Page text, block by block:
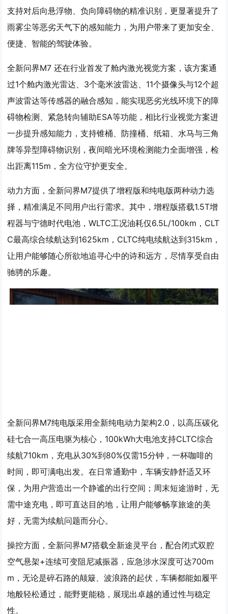
支持对后向悬浮物、负向障碍物的精准识别，更显著提升了
雨雾尘等恶劣天气下的感知能力，为用户带来了更加安全、
便捷、智能的驾驶体验。
全新问界M7 还在行业首发了舱内激光视觉方案，该方案通
过1个舱内激光雷达、3个毫米波雷达、11个摄像头与12个超
声波雷达等传感器的融合感知，能实现恶劣光线环境下的障
碍物检测、紧急转向辅助ESA等功能，相比行业视觉方案进
一步提升感知能力，支持锥桶、防撞桶、纸箱、水马与三角
牌等异型障碍物识别，夜间暗光环境检测能力全面增强，检
出距离115m，全方位守护更安全。
动力方面，全新问界M7提供了增程版和纯电版两种动力选
择，精准满足不同用户出行需求。其中，增程版搭载1.5T增
程器与宁德时代电池，WLTC工况油耗仅6.5L/100km，CLT
C最高综合续航达到1625km，CLTC纯电续航达到315km，
让用户能够随心所欲地追寻心中的诗和远方，尽情享受自由
驰骋的乐趣。
全新问界M7纯电版采用全新纯电动力架构2.0，以高压碳化
硅七合一高压电驱为核心，100kWh大电池支持CLTC综合
续航710km，充电从30%到80%仅需15分钟，一杯咖啡的
时间，即可满电出发。在日常通勤中，车辆安静舒适又环
保，为用户营造出一个静谧的出行空间；周末短途游时，无
需中途充电，即可直达目的地，让用户能够畅享旅途的美
好，无需为续航问题而分心。
操控方面，全新问界M7搭载全新途灵平台，配合闭式双腔
空气悬架+连续可变阻尼减振器，应急涉水深度可达700m
m，无论是碎石路的颠簸、波浪路的起伏，车辆都能如履平
地般轻松通过，能野更能稳，展现出卓越的通过性与稳定
性。